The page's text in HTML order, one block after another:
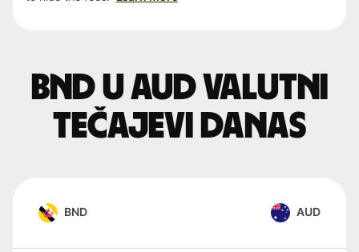
BND u AUD valutni
tečajevi danas
BND AUD